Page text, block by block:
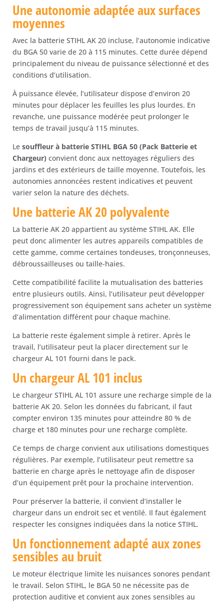
Une autonomie adaptée aux surfaces
moyennes
Avec la batterie STIHL AK 20 incluse, l’autonomie indicative
du BGA 50 varie de 20 à 115 minutes. Cette durée dépend
principalement du niveau de puissance sélectionné et des
conditions d’utilisation.
À puissance élevée, l’utilisateur dispose d’environ 20
minutes pour déplacer les feuilles les plus lourdes. En
revanche, une puissance modérée peut prolonger le
temps de travail jusqu’à 115 minutes.
Le souffleur à batterie STIHL BGA 50 (Pack Batterie et
Chargeur) convient donc aux nettoyages réguliers des
jardins et des extérieurs de taille moyenne. Toutefois, les
autonomies annoncées restent indicatives et peuvent
varier selon la nature des déchets.
Une batterie AK 20 polyvalente
La batterie AK 20 appartient au système STIHL AK. Elle
peut donc alimenter les autres appareils compatibles de
cette gamme, comme certaines tondeuses, tronçonneuses,
débroussailleuses ou taille-haies.
Cette compatibilité facilite la mutualisation des batteries
entre plusieurs outils. Ainsi, l’utilisateur peut développer
progressivement son équipement sans acheter un système
d’alimentation différent pour chaque machine.
La batterie reste également simple à retirer. Après le
travail, l’utilisateur peut la placer directement sur le
chargeur AL 101 fourni dans le pack.
Un chargeur AL 101 inclus
Le chargeur STIHL AL 101 assure une recharge simple de la
batterie AK 20. Selon les données du fabricant, il faut
compter environ 135 minutes pour atteindre 80 % de
charge et 180 minutes pour une recharge complète.
Ce temps de charge convient aux utilisations domestiques
régulières. Par exemple, l’utilisateur peut remettre sa
batterie en charge après le nettoyage afin de disposer
d’un équipement prêt pour la prochaine intervention.
Pour préserver la batterie, il convient d’installer le
chargeur dans un endroit sec et ventilé. Il faut également
respecter les consignes indiquées dans la notice STIHL.
Un fonctionnement adapté aux zones
sensibles au bruit
Le moteur électrique limite les nuisances sonores pendant
le travail. Selon STIHL, le BGA 50 ne nécessite pas de
protection auditive et convient aux zones sensibles au